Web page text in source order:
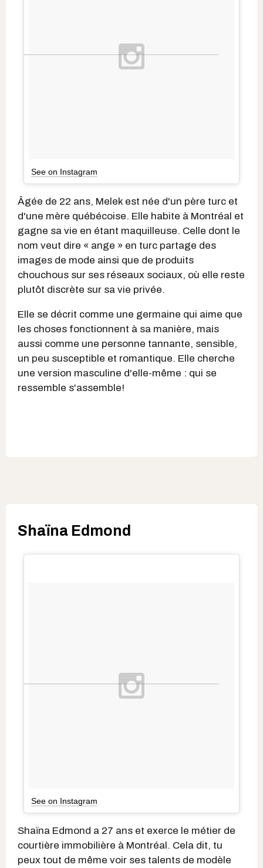
See on Instagram
Âgée de 22 ans, Melek est née d'un père turc et
d'une mère québécoise. Elle habite à Montréal et
gagne sa vie en étant maquilleuse. Celle dont le
nom veut dire « ange » en turc partage des
images de mode ainsi que de produits
chouchous sur ses réseaux sociaux, où elle reste
plutôt discrète sur sa vie privée.
Elle se décrit comme une germaine qui aime que
les choses fonctionnent à sa manière, mais
aussi comme une personne tannante, sensible,
un peu susceptible et romantique. Elle cherche
une version masculine d'elle-même : qui se
ressemble s'assemble!
Shaïna Edmond
See on Instagram
Shaïna Edmond a 27 ans et exerce le métier de
courtière immobilière à Montréal. Cela dit, tu
peux tout de même voir ses talents de modèle